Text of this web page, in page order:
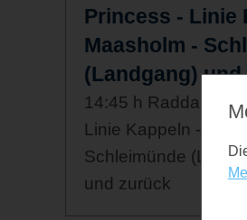
Princess - Linie
Maasholm -
(Landgang)
14:45 h Raddampfer
Linie Kappeln -
Schleimünde
und zurück